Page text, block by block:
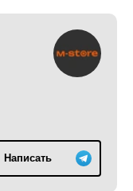
Написать